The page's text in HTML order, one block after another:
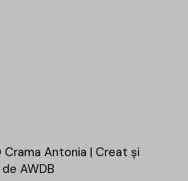
Antonia | Creat și
AWDB